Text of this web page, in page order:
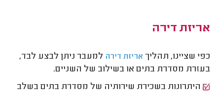
אריזת דירה
כפי שציינו, תהליך אריזת דירה למעבר ניתן לבצע לבד,
בעזרת מסדרת בתים או בשילוב של השניים.
היתרונות בשכירת שירותיה של מסדרת בתים בשלב